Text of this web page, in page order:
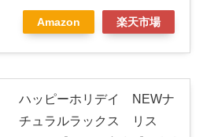
Amazon 楽天市場
ハッピーホリデイ NEWナ
チュラルラックス リス